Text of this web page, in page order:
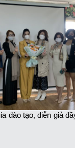
đào tạo, diễn giả